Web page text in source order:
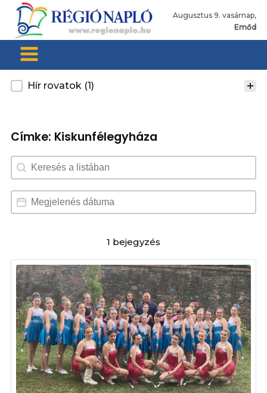
Augusztus 9. vasárnap,
Emőd
Kategoria
Hír rovatok (1)
Címke: Kiskunfélegyháza
Search content
Dátum választó
Date
1 bejegyzés